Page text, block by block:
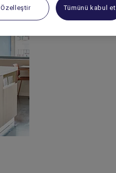
Özelleştir Tümünü kabul et